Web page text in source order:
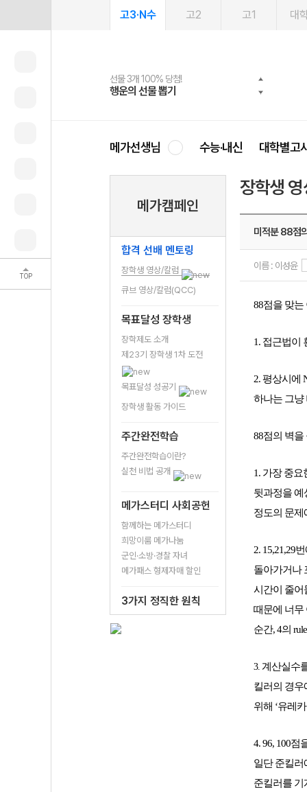
TOP
고3·N수 고2 고1 대
선물 3개 100% 당첨!
행운의 선물 뽑기
선물 100% 증정!
메가스터디 X 올리브
여름방학 스터디 캐시백
메가런 썸머스쿨
2027 러셀 단과
강사 공개선발
스마트러닝앱
설문 EVENT
메가패스
3일 무료 체험권
메가패스 수강생 무료혜택!
메가클럽 멤버십
사회공헌 캠페인
희망이룸 메가나눔
메가선생님 수능·내신 대학별고
메가캠페인
합격 선배 멘토링
장학생 영상/칼럼
큐브 영상/칼럼(QCC)
목표달성 장학생
장학제도 소개
제23기 장학생 1차 도전
목표달성 성공기
장학생 활동 가이드
주간완전학습
주간완전학습이란?
실천 비법 공개
메가스터디 사회공헌
함께하는 메가스터디
희망이룸 메가나눔
군인·소방·경찰 자녀
메가패스 형제자매 할인
3가지 정직한 원칙
장학생
미적분 88점
이름 : 이성윤
88점을 맞는
1. 접근법이
2. 평상시에
하나는 그
88점의 벽
1. 가장 중요
뒷과정을 예
정도의 문제
2. 15,21,29
돌아가거나
시간이 줄어
때문에 너무
순간, 4의
3. 계산실수
킬러의 경우
위해 ‘유레
4. 96, 100
일단 준킬러
준킬러를 기